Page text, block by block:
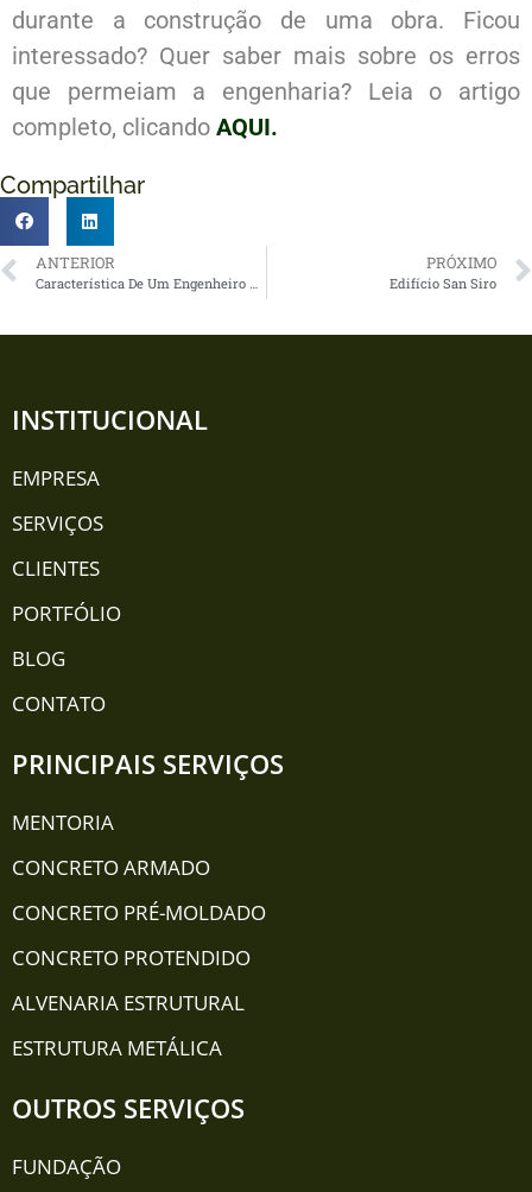
durante a construção de uma obra. Ficou
interessado? Quer saber mais sobre os erros
que permeiam a engenharia? Leia o artigo
completo, clicando AQUI.
Compartilhar
ANTERIOR PRÓXIMO
Edifício San Siro
INSTITUCIONAL
EMPRESA
SERVIÇOS
CLIENTES
PORTFÓLIO
BLOG
CONTATO
PRINCIPAIS SERVIÇOS
MENTORIA
CONCRETO ARMADO
CONCRETO PRÉ-MOLDADO
CONCRETO PROTENDIDO
ALVENARIA ESTRUTURAL
ESTRUTURA METÁLICA
OUTROS SERVIÇOS
FUNDAÇÃO